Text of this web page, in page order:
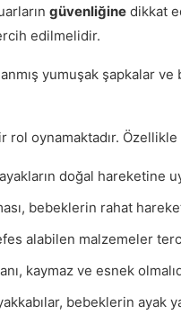
güvenliğine dikkat
edilmelidir.
yumuşak şapkalar
oynamaktadır.
doğal hareketine
bebeklerin rahat
alabilen malzemeler
kaymaz ve esnek
bebeklerin ayak